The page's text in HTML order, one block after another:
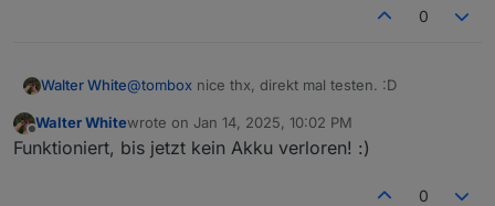
0
Walter White@tombox nice thx, direkt mal testen. :D
Offline
Walter Whitewrote on Jan 14, 2025, 10:02 PM
last edited by
Funktioniert, bis jetzt kein Akku verloren! :)
0